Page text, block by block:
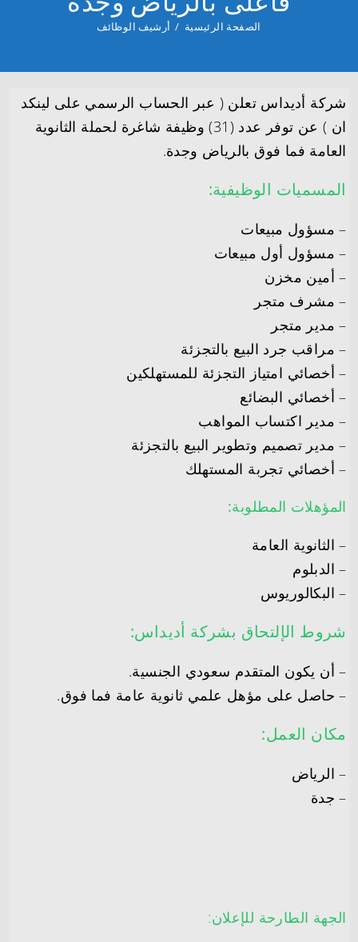
الصفحة الرئيسية / أرشيف الوظائف
شركة أديداس تعلن ( عبر الحساب الرسمي على لينكد
ان ) عن توفر عدد (31) وظيفة شاغرة لحملة الثانوية
العامة فما فوق بالرياض وجدة.
المسميات الوظيفية:
– مسؤول مبيعات
– مسؤول أول مبيعات
– أمين مخزن
– مشرف متجر
– مدير متجر
– مراقب جرد البيع بالتجزئة
– أخصائي امتياز التجزئة للمستهلكين
– أخصائي البضائع
– مدير اكتساب المواهب
– مدير تصميم وتطوير البيع بالتجزئة
– أخصائي تجربة المستهلك
المؤهلات المطلوبة:
– الثانوية العامة
– الدبلوم
– البكالوريوس
شروط الإلتحاق بشركة أديداس:
– أن يكون المتقدم سعودي الجنسية.
– حاصل على مؤهل علمي ثانوية عامة فما فوق.
مكان العمل:
– الرياض
– جدة
الجهة الطارحة للإعلان: